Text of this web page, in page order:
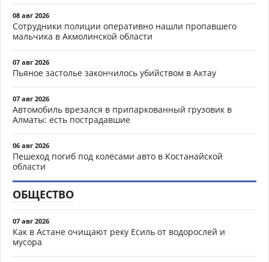
08 авг 2026
Сотрудники полиции оперативно нашли пропавшего
мальчика в Акмолинской области
07 авг 2026
Пьяное застолье закончилось убийством в Актау
07 авг 2026
Автомобиль врезался в припаркованный грузовик в
Алматы: есть пострадавшие
06 авг 2026
Пешеход погиб под колёсами авто в Костанайской
области
ОБЩЕСТВО
07 авг 2026
Как в Астане очищают реку Есиль от водорослей и
мусора